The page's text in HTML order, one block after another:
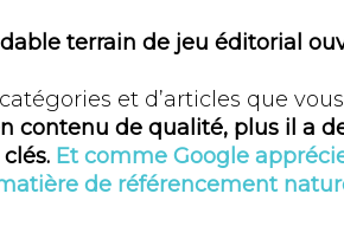
terrain de jeu éditorial
et d’articles que
de qualité, plus il a
Et comme Google
de référencement